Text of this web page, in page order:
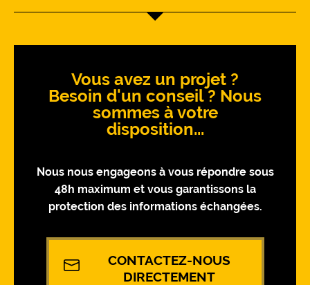
Vous avez un projet ?
Besoin d'un conseil ? Nous
sommes à votre
disposition...
Nous nous engageons à vous répondre sous
48h maximum et vous garantissons la
protection des informations échangées.
CONTACTEZ-NOUS
DIRECTEMENT